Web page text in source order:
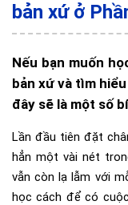
bản xứ ở
Nếu bạn muốn
bản xứ và tìm
đây sẽ là một số
Lần đầu tiên đặt
hẳn một vài nét
vẫn còn lạ lẫm với
học cách để có